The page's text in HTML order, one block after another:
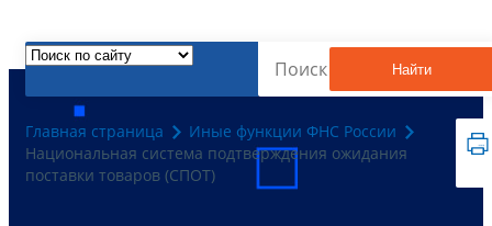
Найти
Главная страница
Иные функции ФНС России
Национальная система подтверждения ожидания
поставки товаров (СПОТ)